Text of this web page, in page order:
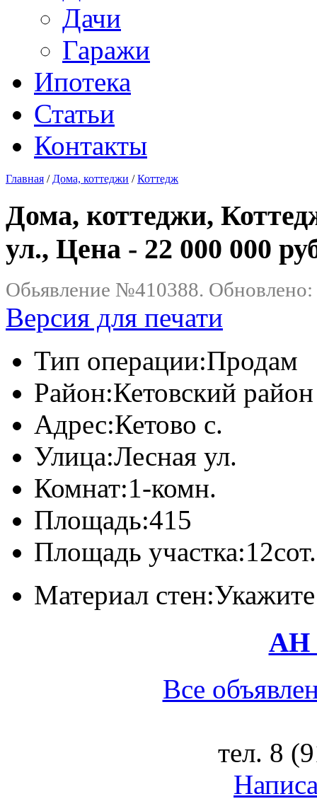
Дачи
Гаражи
Ипотека
Статьи
Контакты
Главная / Дома, коттеджи /Коттедж
Дома, коттеджи,
ул., Цена - 22 000 000
Обьявление №410388.
Версия для печати
Тип операции:Продам
Район:Кетовский район
Адрес:Кетово с.
Улица:Лесная ул.
Комнат:1-комн.
Площадь:415
Площадь участка:12сот.
Материал стен:Укажите
АН
Все
тел. 8